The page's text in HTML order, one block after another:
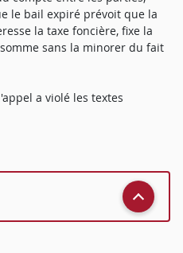
le bail expiré prévoit que la
la taxe foncière, fixe la
sans la minorer du fait
a violé les textes